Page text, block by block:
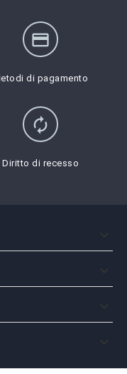
credit_card
di pagamento
autorenew
Diritto di recesso